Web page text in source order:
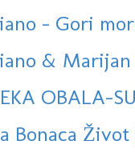
- Gori
& Marijan
OBALA-
Bonaca